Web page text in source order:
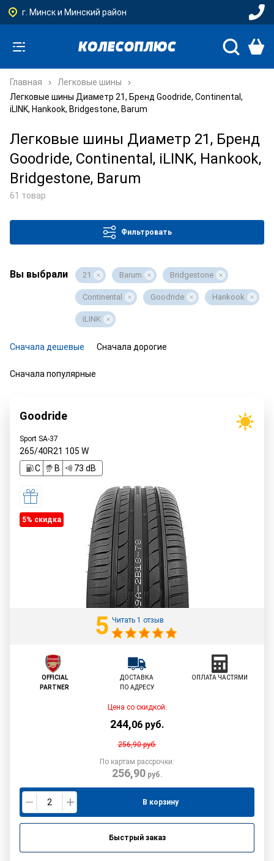
г. Минск и Минский район
Главная
Легковые шины
Легковые шины Диаметр 21, Бренд Goodride, Continental,
iLINK, Hankook, Bridgestone, Barum
Легковые шины Диаметр 21, Бренд
Goodride, Continental, iLINK, Hankook,
Bridgestone, Barum
61 товар
Фильтровать
Вы выбрали 21 Barum Bridgestone
Continental Goodride Hankook
iLINK
Сначала дешевые Сначала дорогие
Сначала популярные
Goodride
Sport SA-37
265/40R21 105 W
C
B 73 dB
5% cкидка
5 Читать 1 отзыв
OFFICIAL
PARTNER
ДОСТАВКА
ПО АДРЕСУ
ОПЛАТА ЧАСТЯМИ
Цена со скидкой:
244,06 руб.
256,90руб.
По картам рассрочки:
256,90руб.
В корзину
Быстрый заказ